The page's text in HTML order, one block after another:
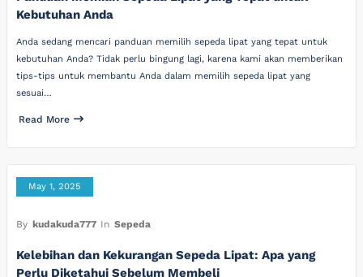
Kebutuhan Anda
Anda sedang mencari panduan memilih sepeda lipat yang tepat untuk
kebutuhan Anda? Tidak perlu bingung lagi, karena kami akan memberikan
tips-tips untuk membantu Anda dalam memilih sepeda lipat yang
sesuai…
Read More
May 1, 2025
By kudakuda777 In Sepeda
Kelebihan dan Kekurangan Sepeda Lipat: Apa yang
Perlu Diketahui Sebelum Membeli